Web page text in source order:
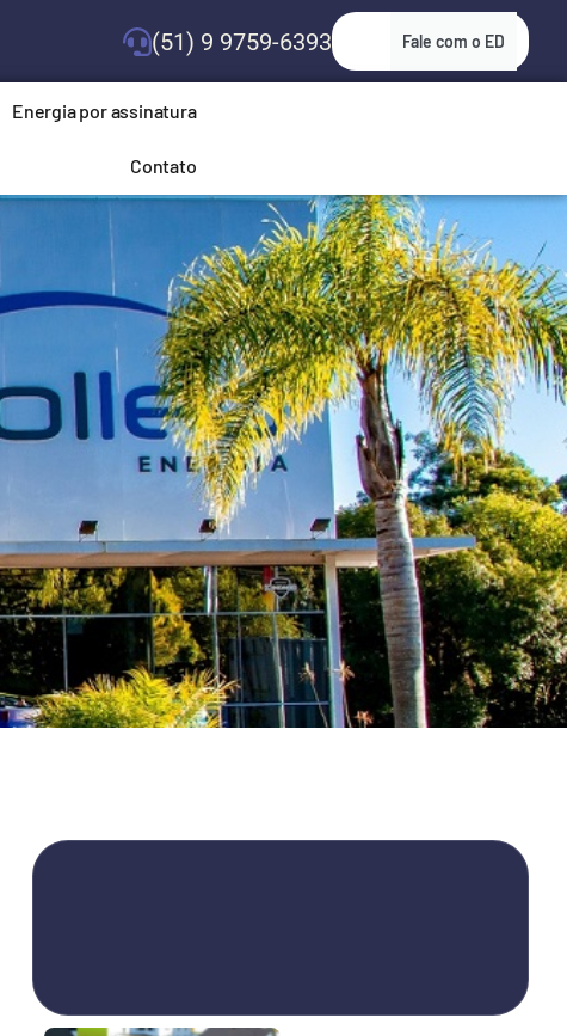
Fale com o ED
(51) 9 9759-6393
Energia por assinatura
Contato